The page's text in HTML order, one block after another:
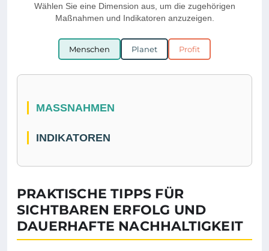
Wählen Sie eine Dimension aus, um die zugehörigen
Maßnahmen und Indikatoren anzuzeigen.
Menschen Planet Profit
MASSNAHMEN
INDIKATOREN
PRAKTISCHE TIPPS FÜR
SICHTBAREN ERFOLG UND
DAUERHAFTE NACHHALTIGKEIT